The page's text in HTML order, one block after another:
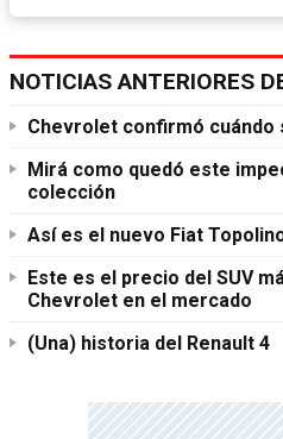
NOTICIAS ANTERIORES
Chevrolet confirmó cuándo
Mirá como quedó este
colección
Así es el nuevo Fiat
Este es el precio del SUV
Chevrolet en el mercado
(Una) historia del Renault 4